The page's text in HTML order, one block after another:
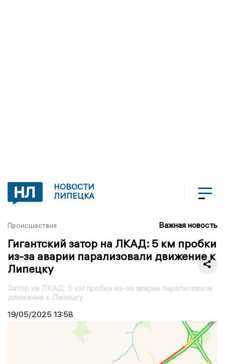
НОВОСТИ
ЛИПЕЦКА
Происшествия Важная новость
Гигантский затор на ЛКАД: 5 км пробки
из-за аварии парализовали движение к
Липецку
Затор на ЛКАД: 5 км пробки из-за аварии парализовали
движение к Липецку
19/05/2025 13:58